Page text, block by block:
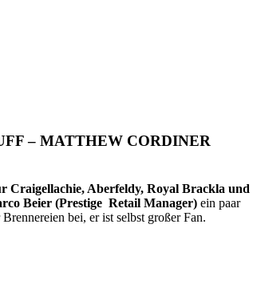
– MATTHEW CORDINER
Craigellachie, Aberfeldy, Royal Brackla und
Beier (Prestige Retail Manager) ein paar
Brennereien bei, er ist selbst großer Fan.